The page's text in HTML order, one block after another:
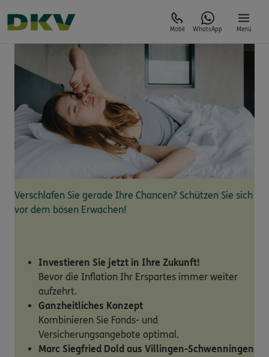
Mobil WhatsApp Menü
Verschlafen Sie gerade Ihre Chancen? Schützen Sie sich
vor dem bösen Erwachen!
Investieren Sie jetzt in Ihre Zukunft!
Bevor die Inflation Ihr Erspartes immer weiter
aufzehrt.
Ganzheitliches Konzept
Kombinieren Sie Fonds- und
Versicherungsangebote optimal.
Marc Siegfried Dold aus Villingen-Schwenningen